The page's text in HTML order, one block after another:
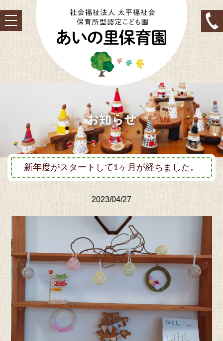
toggle
navigation
お知らせ
新年度がスタートして1ヶ月が経ちました。
2023/04/27